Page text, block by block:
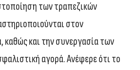
των τραπεζικών
στον
καθώς και την συνεργασία των
αγορά. Ανέφερε ότι το